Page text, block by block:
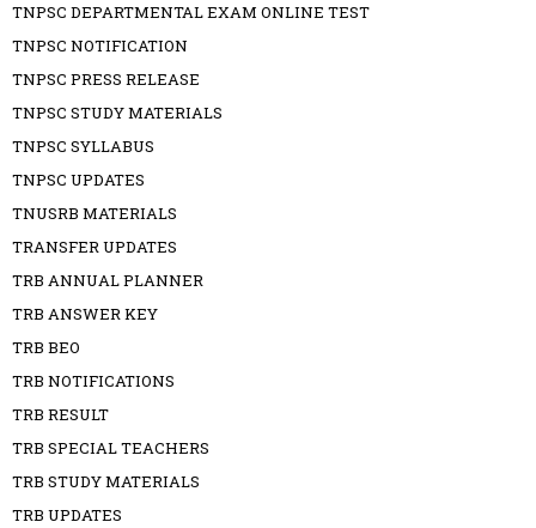
TNPSC DEPARTMENTAL EXAM ONLINE TEST
TNPSC NOTIFICATION
TNPSC PRESS RELEASE
TNPSC STUDY MATERIALS
TNPSC SYLLABUS
TNPSC UPDATES
TNUSRB MATERIALS
TRANSFER UPDATES
TRB ANNUAL PLANNER
TRB ANSWER KEY
TRB BEO
TRB NOTIFICATIONS
TRB RESULT
TRB SPECIAL TEACHERS
TRB STUDY MATERIALS
TRB UPDATES